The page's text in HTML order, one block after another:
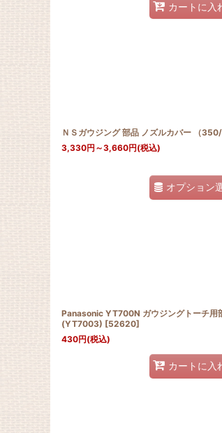
カートに入
ＮＳガウジング 部品 ノズルカバー （
3,330円 ～3,660円(税込)
オプション
Panasonic YT700N ガウジングトーチ用
(YT7003) [52620]
430円(税込)
カートに入